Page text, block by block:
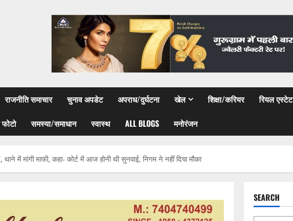
राजनीति समाचार चुनाव अपडेट अपराध/दुर्घटना खेल शिक्षा/करियर रियल एस्टेट
समस्या/समाधान स्वास्थ ALL BLOGS मनोरंजन
में मांगी माफी, कहा- कोर्ट में आज होनी थी सुनवाई, निगम ने नहीं दिया मौका
SEARCH